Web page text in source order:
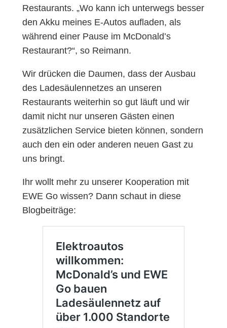
Restaurants. „Wo kann ich unterwegs besser
den Akku meines E-Autos aufladen, als
während einer Pause im McDonald’s
Restaurant?“, so Reimann.
Wir drücken die Daumen, dass der Ausbau
des Ladesäulennetzes an unseren
Restaurants weiterhin so gut läuft und wir
damit nicht nur unseren Gästen einen
zusätzlichen Service bieten können, sondern
auch den ein oder anderen neuen Gast zu
uns bringt.
Ihr wollt mehr zu unserer Kooperation mit
EWE Go wissen? Dann schaut in diese
Blogbeiträge: